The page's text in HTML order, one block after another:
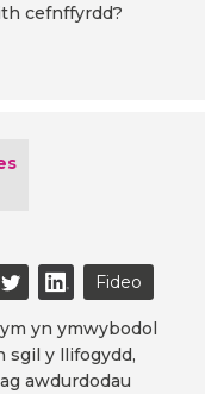
cefnffyrdd?
Fideo
yn ymwybodol
sgil y llifogydd,
awdurdodau